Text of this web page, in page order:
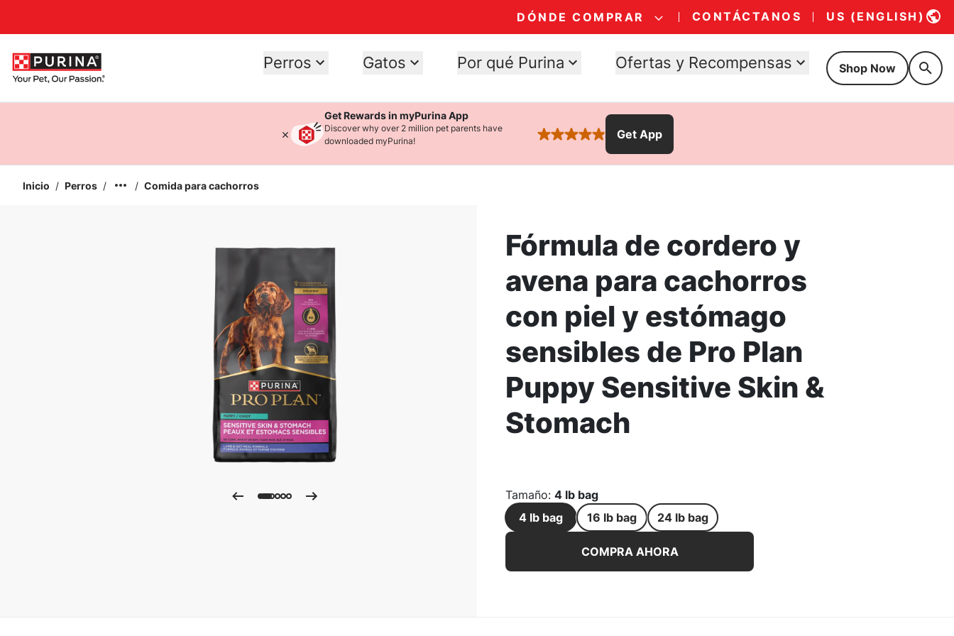
DÓNDE COMPRAR CONTÁCTANOS US (ENGLISH)
Perros Gatos Por qué Purina Ofertas y Recompensas Shop Now
Get Rewards in myPurina App
Discover why over 2 million pet parents have
downloaded myPurina!
rated 4.9 stars
Get App
Inicio / Perros / / Comida para cachorros
Ampliar la Imagen
Fórmula de cordero y
avena para cachorros
con piel y estómago
sensibles de Pro Plan
Puppy Sensitive Skin &
Stomach
Tamaño: 4 lb bag
4 lb bag
16 lb bag
24 lb bag
Fórmula de cordero y avena para cachorros con piel y estómago sensibles de Pro
COMPRA AHORA